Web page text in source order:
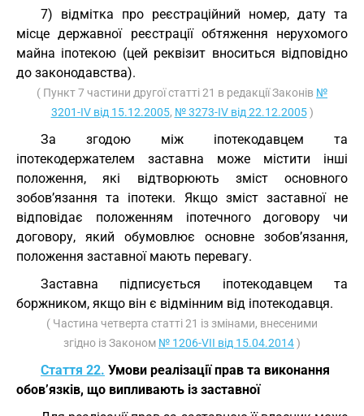
7) відмітка про реєстраційний номер, дату та
місце державної реєстрації обтяження нерухомого
майна іпотекою (цей реквізит вноситься відповідно
до законодавства).
( Пункт 7 частини другої статті 21 в редакції Законів №
3201-IV від 15.12.2005, № 3273-IV від 22.12.2005)
За згодою між іпотекодавцем та
іпотекодержателем заставна може містити інші
положення, які відтворюють зміст основного
зобов’язання та іпотеки. Якщо зміст заставної не
відповідає положенням іпотечного договору чи
договору, який обумовлює основне зобов’язання,
положення заставної мають перевагу.
Заставна підписується іпотекодавцем та
боржником, якщо він є відмінним від іпотекодавця.
( Частина четверта статті 21 із змінами, внесеними
згідно із Законом № 1206-VII від 15.04.2014)
Стаття 22. Умови реалізації прав та виконання
обов’язків, що випливають із заставної